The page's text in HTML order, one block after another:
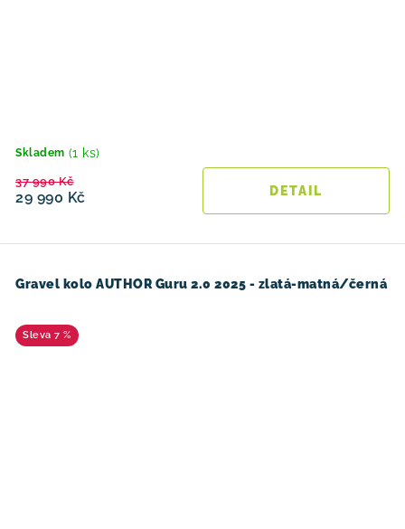
Skladem (1 ks)
29 990 Kč
37 990 Kč
Gravel kolo AUTHOR Guru 2.0 2025 - zlatá-matná/černá
7 %